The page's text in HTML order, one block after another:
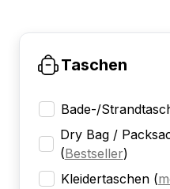
Taschen
Bade-/
Dry Bag /
(Bestseller)
Kleidertaschen (